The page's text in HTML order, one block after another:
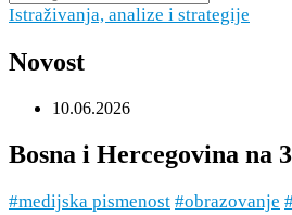
Istraživanja, analize i strategije
Novost
10.06.2026
Bosna i Hercegovina na
#medijska pismenost #obrazovanje